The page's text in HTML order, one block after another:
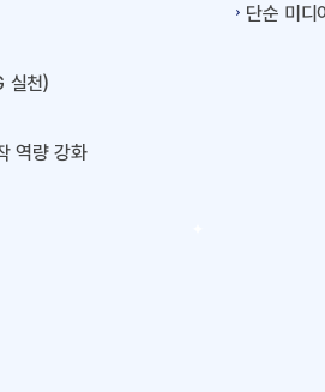
실천)
역량 강화
단순 미디